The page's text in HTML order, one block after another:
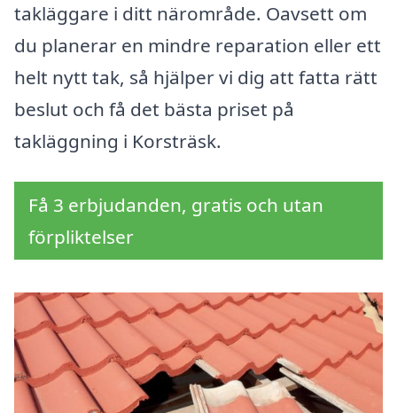
takläggare i ditt närområde. Oavsett om
du planerar en mindre reparation eller ett
helt nytt tak, så hjälper vi dig att fatta rätt
beslut och få det bästa priset på
takläggning i Korsträsk.
Få 3 erbjudanden, gratis och utan
förpliktelser